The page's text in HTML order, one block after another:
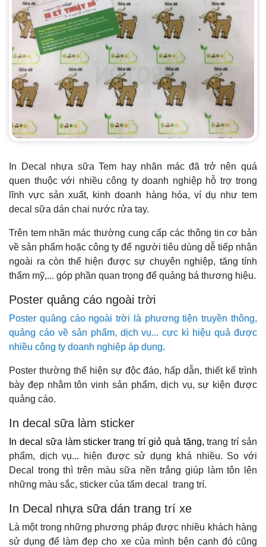
In Decal nhựa sữa Tem hay nhãn mác đã trở nên quá
quen thuộc với nhiều công ty doanh nghiệp hỗ trợ trong
lĩnh vực sản xuất, kinh doanh hàng hóa, ví dụ như tem
decal sữa dán chai nước rửa tay.
Trên tem nhãn mác thường cung cấp các thông tin cơ bản
về sản phẩm hoặc công ty để người tiêu dùng dễ tiếp nhận
ngoài ra còn thể hiện được sự chuyên nghiệp, tăng tính
thẩm mỹ,... góp phần quan trọng để quảng bá thương hiệu.
Poster quảng cáo ngoài trời
Poster quảng cáo ngoài trời là phương tiện truyền thông,
quảng cáo về sản phẩm, dịch vụ... cực kì hiệu quả được
nhiều công ty doanh nghiệp áp dụng.
Poster thường thể hiện sự độc đáo, hấp dẫn, thiết kế trình
bày đẹp nhằm tôn vinh sản phẩm, dịch vụ, sự kiện được
quảng cáo.
In decal sữa làm sticker
In decal sữa làm sticker trang trí giỏ quà tặng, trang trí sản
phẩm, dịch vụ... hiện được sử dụng khá nhiều. So với
Decal trong thì trên màu sữa nền trắng giúp làm tôn lên
những màu sắc, sticker của tấm decal trang trí.
In Decal nhựa sữa dán trang trí xe
Là một trong những phương pháp được nhiều khách hàng
sử dụng để làm đẹp cho xe của mình bên cạnh đó cũng